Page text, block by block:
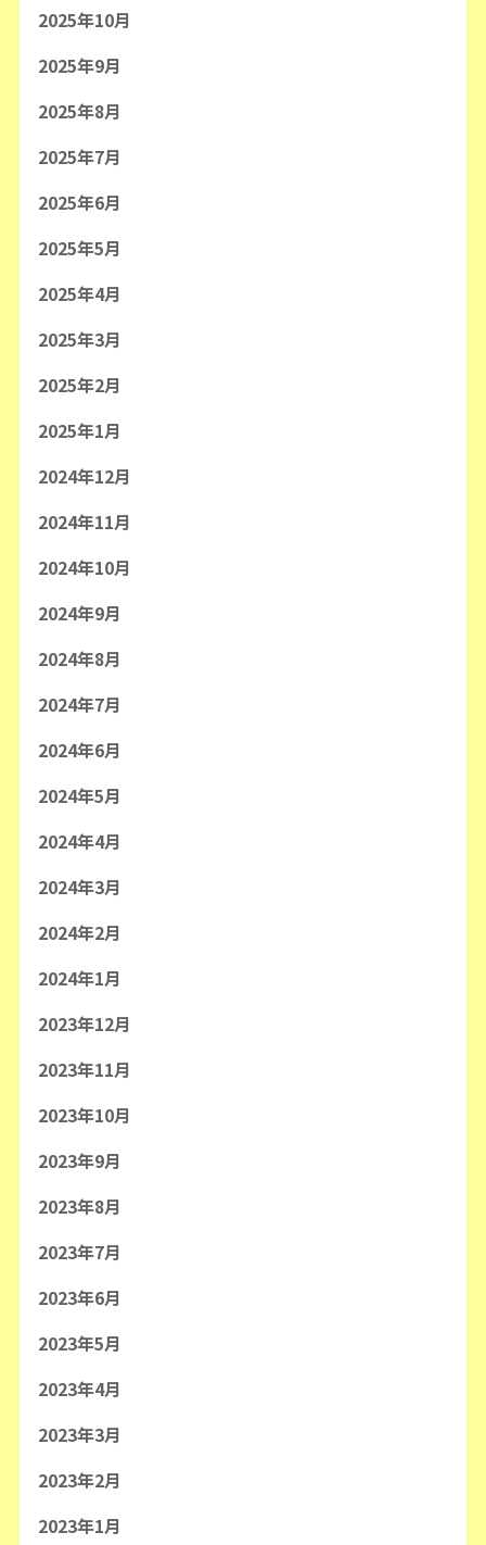
2025年10月
2025年9月
2025年8月
2025年7月
2025年6月
2025年5月
2025年4月
2025年3月
2025年2月
2025年1月
2024年12月
2024年11月
2024年10月
2024年9月
2024年8月
2024年7月
2024年6月
2024年5月
2024年4月
2024年3月
2024年2月
2024年1月
2023年12月
2023年11月
2023年10月
2023年9月
2023年8月
2023年7月
2023年6月
2023年5月
2023年4月
2023年3月
2023年2月
2023年1月